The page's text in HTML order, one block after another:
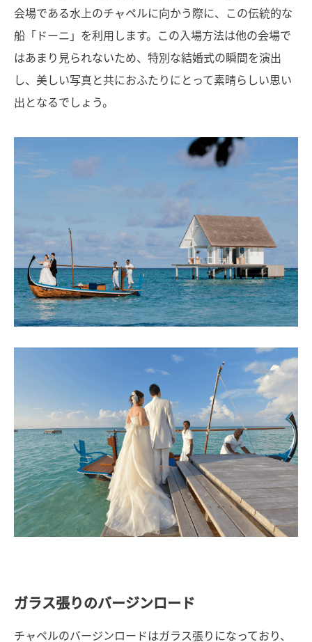
会場である水上のチャペルに向かう際に、この伝統的な
船「ドーニ」を利用します。この入場方法は他の会場で
はあまり見られないため、特別な結婚式の瞬間を演出
し、美しい写真と共におふたりにとって素晴らしい思い
出となるでしょう。
ガラス張りのバージンロード
チャペルのバージンロードはガラス張りになっており、